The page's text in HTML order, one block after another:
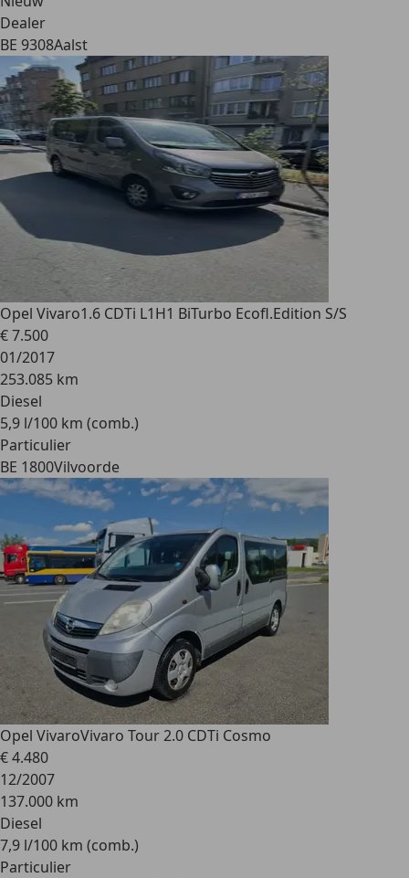
Dealer
BE 9308Aalst
Opel Vivaro1.6 CDTi L1H1 BiTurbo Ecofl.Edition S/S
€ 7.500
01/2017
253.085 km
Diesel
5,9 l/100 km (comb.)
Particulier
BE 1800Vilvoorde
Opel VivaroVivaro Tour 2.0 CDTi Cosmo
€ 4.480
12/2007
137.000 km
Diesel
7,9 l/100 km (comb.)
Particulier